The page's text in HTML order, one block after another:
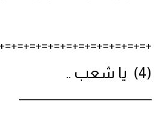
(4) يا شعب ..